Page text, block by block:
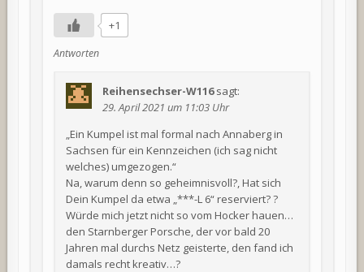
+1
Antworten
Reihensechser-W116sagt:
29. April 2021 um 11:03 Uhr
„Ein Kumpel ist mal formal nach Annaberg in
Sachsen für ein Kennzeichen (ich sag nicht
welches) umgezogen.“
Na, warum denn so geheimnisvoll?, Hat sich
Dein Kumpel da etwa „***-L 6“ reserviert? ?
Würde mich jetzt nicht so vom Hocker hauen…
den Starnberger Porsche, der vor bald 20
Jahren mal durchs Netz geisterte, den fand ich
damals recht kreativ…?